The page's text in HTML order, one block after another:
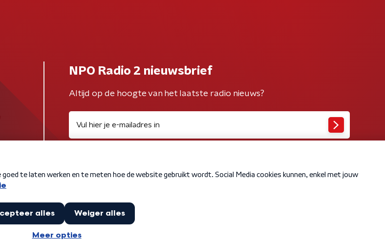
NPO Radio 2 nieuwsbrief
Altijd op de hoogte van het laatste radio nieuws?